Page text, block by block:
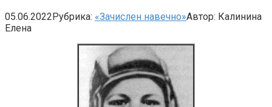
05.06.2022Рубрика: «Зачислен навечно»Автор: Калинина
Елена